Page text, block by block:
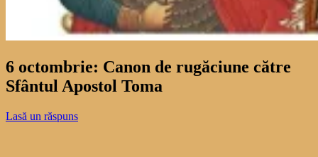
6 octombrie: Canon de rugăciune către
Sfântul Apostol Toma
Lasă un răspuns